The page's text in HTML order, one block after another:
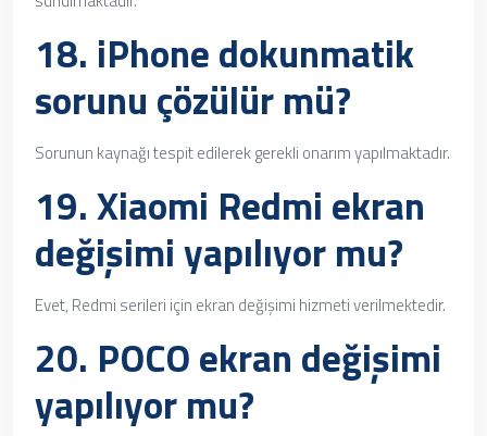
18. iPhone dokunmatik
sorunu çözülür mü?
Sorunun kaynağı tespit edilerek gerekli onarım yapılmaktadır.
19. Xiaomi Redmi ekran
değişimi yapılıyor mu?
Evet, Redmi serileri için ekran değişimi hizmeti verilmektedir.
20. POCO ekran değişimi
yapılıyor mu?